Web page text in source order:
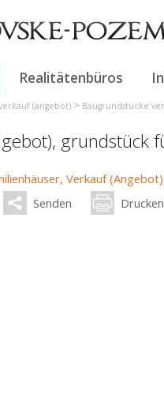
Realitätenbüros
(angebot) > Baugrundstücke
grundstück
Senden Drucken